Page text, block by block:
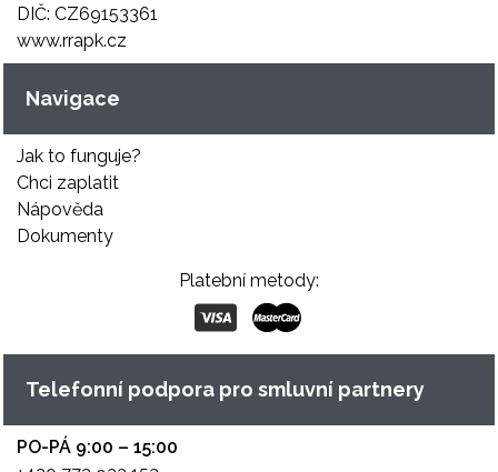
DIČ: CZ69153361
www.rrapk.cz
Navigace
Jak to funguje?
Chci zaplatit
Nápověda
Dokumenty
Platební metody:
Telefonní podpora pro smluvní partnery
PO-PÁ 9:00 – 15:00